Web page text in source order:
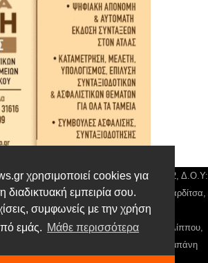
χρησιμοποιεί cookies για
διαδικτυακή εμπειρία σου.
συμφωνείς με την χρήση
εμάς. Μάθε περισσότερα
Τίτλος: Orion Media, ΑΦΜ: 043750542, Δ.Ο.Υ:
Δ/νση: Διάκου 10 τ.κ 43132 Καρδίτσα,
email:news@karditsanews.gr.
και Διαχειριστής: Παναγιώτης Φιλίππου,
Βασιλική, Διευθύντιρα Σύνταξης: Μπαλαμπάνη